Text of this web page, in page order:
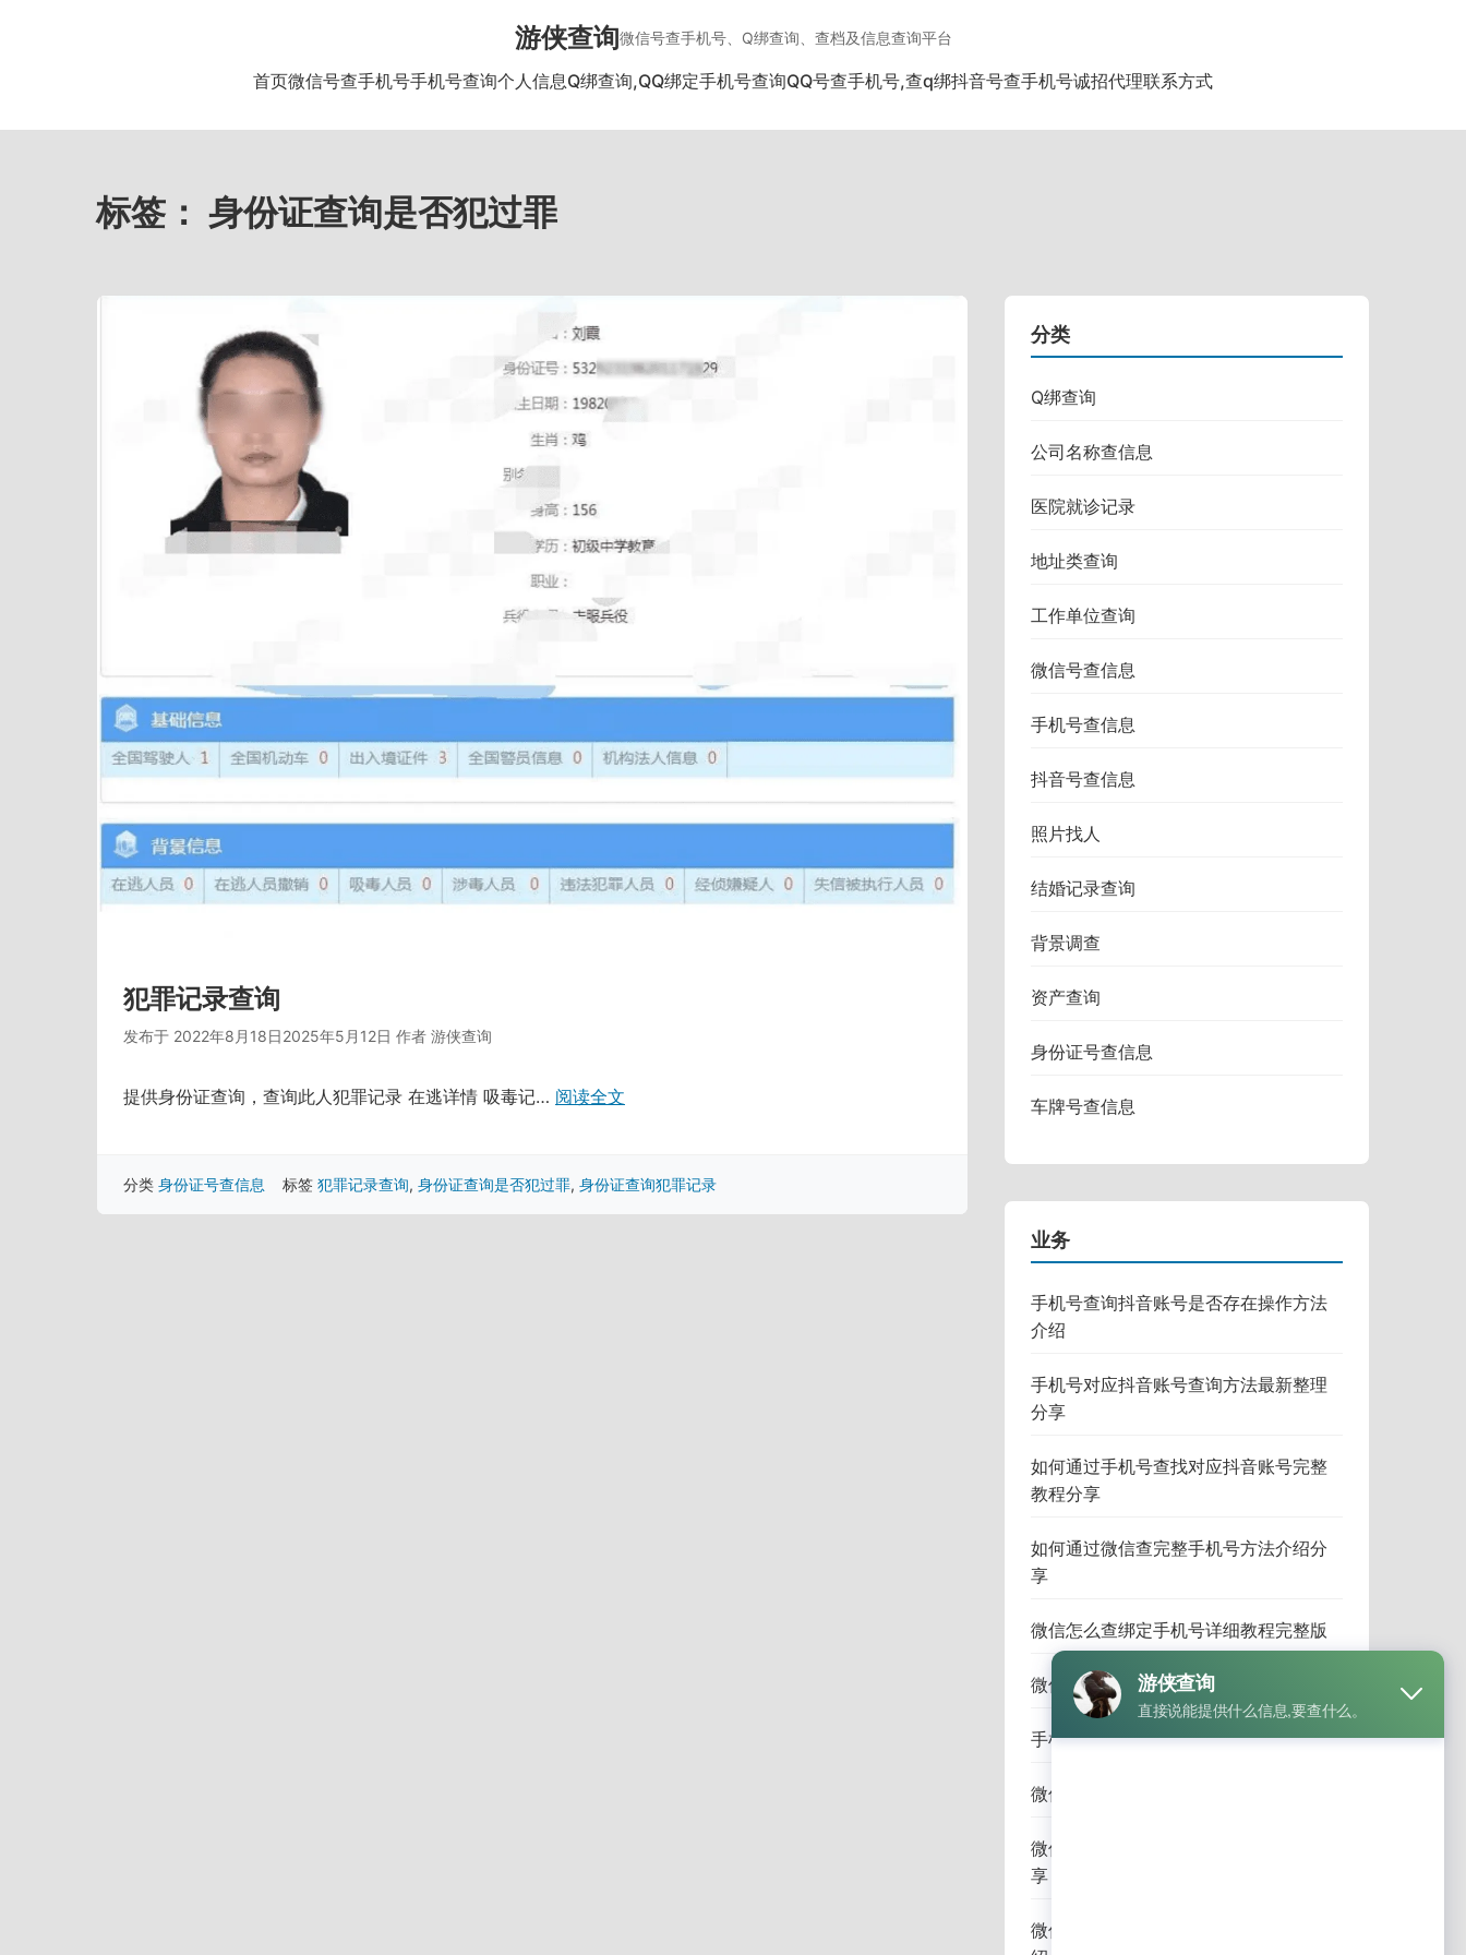
游侠查询微信号查手机号、Q绑查询、查档及信息查询平台
首页微信号查手机号手机号查询个人信息Q绑查询,QQ绑定手机号查询QQ号查手机号,查q绑抖音号查手机号诚招代理联系方式
标签： 身份证查询是否犯过罪
犯罪记录查询
发布于 2022年8月18日2025年5月12日 作者 游侠查询
提供身份证查询，查询此人犯罪记录 在逃详情 吸毒记… 阅读全文
分类 身份证号查信息 标签 犯罪记录查询, 身份证查询是否犯过罪, 身份证查询犯罪记录
分类
Q绑查询
公司名称查信息
医院就诊记录
地址类查询
工作单位查询
微信号查信息
手机号查信息
抖音号查信息
照片找人
结婚记录查询
背景调查
资产查询
身份证号查信息
车牌号查信息
业务
手机号查询抖音账号是否存在操作方法
介绍
手机号对应抖音账号查询方法最新整理
分享
如何通过手机号查找对应抖音账号完整
教程分享
如何通过微信查完整手机号方法介绍分
享
微信怎么查绑定手机号详细教程完整版
微信怎么查询手机号码详细步骤与技巧
手机号查微信账号详细教程与经验分享
微信如何查询好友手机号方法全面解析
微信绑定手机号码查询步骤完整教程分
享
微信怎么查对方手机号详细操作方法介